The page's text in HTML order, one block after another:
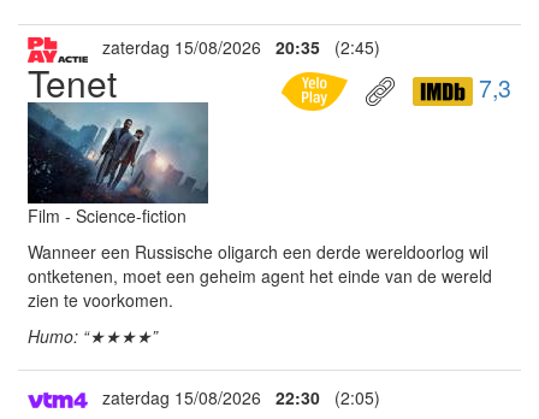
zaterdag 15/08/2026 20:35 (2:45)
Tenet 7,3
Film - Science-fiction
Wanneer een Russische oligarch een derde wereldoorlog wil
ontketenen, moet een geheim agent het einde van de wereld
zien te voorkomen.
Humo: “★★★★”
zaterdag 15/08/2026 22:30 (2:05)